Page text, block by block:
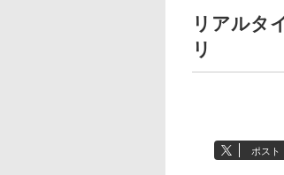
リアルタ
リ
ポスト